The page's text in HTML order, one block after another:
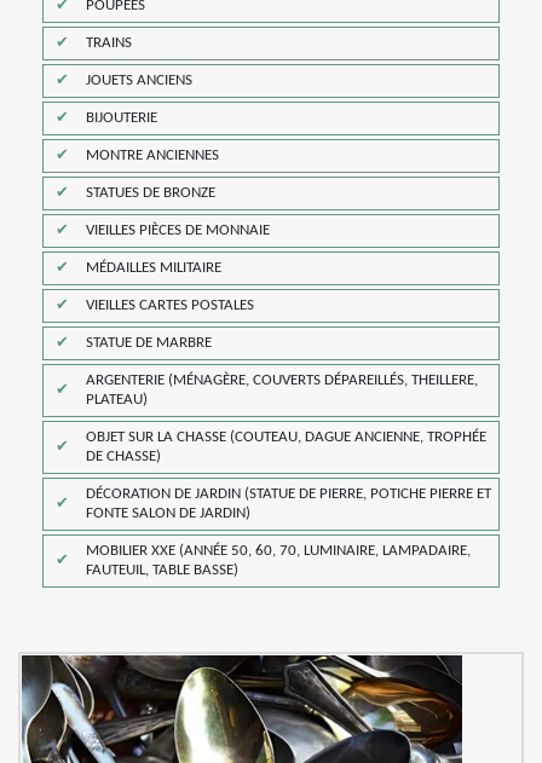
POUPÉES
TRAINS
JOUETS ANCIENS
BIJOUTERIE
MONTRE ANCIENNES
STATUES DE BRONZE
VIEILLES PIÈCES DE MONNAIE
MÉDAILLES MILITAIRE
VIEILLES CARTES POSTALES
STATUE DE MARBRE
ARGENTERIE (MÉNAGÈRE, COUVERTS DÉPAREILLÉS, THEILLERE,
PLATEAU)
OBJET SUR LA CHASSE (COUTEAU, DAGUE ANCIENNE, TROPHÉE
DE CHASSE)
DÉCORATION DE JARDIN (STATUE DE PIERRE, POTICHE PIERRE ET
FONTE SALON DE JARDIN)
MOBILIER XXE (ANNÉE 50, 60, 70, LUMINAIRE, LAMPADAIRE,
FAUTEUIL, TABLE BASSE)